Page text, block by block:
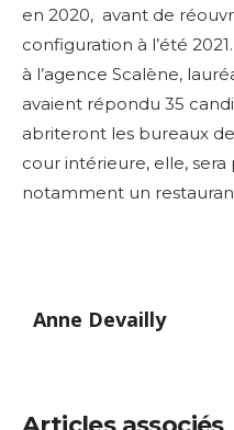
en 2020, avant de
configuration à l’été 2021.
à l’agence Scalène,
avaient répondu 35
abriteront les bureaux
cour intérieure, elle,
notamment un
Anne Devailly